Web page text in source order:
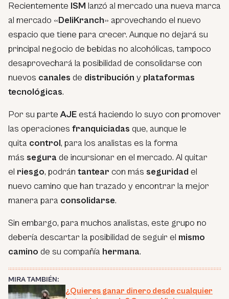
Recientemente ISM lanzó al mercado una nueva marca
al mercado «DeliKranch» aprovechando el nuevo
espacio que tiene para crecer. Aunque no dejará su
principal negocio de bebidas no alcohólicas, tampoco
desaprovechará la posibilidad de consolidarse con
nuevos canales de distribución y plataformas
tecnológicas.
Por su parteAJEestá haciendo lo suyo con promover
las operaciones franquiciadas que, aunque le
quita control, para los analistas es la forma
más segura de incursionar en el mercado. Al quitar
el riesgo, podrán tantear con más seguridad el
nuevo camino que han trazado y encontrar la mejor
manera para consolidarse.
Sin embargo, para muchos analistas, este grupo no
debería descartar la posibilidad de seguir el mismo
camino de su compañía hermana.
MIRA TAMBIÉN:
¿Quieres ganar dinero desde cualquier